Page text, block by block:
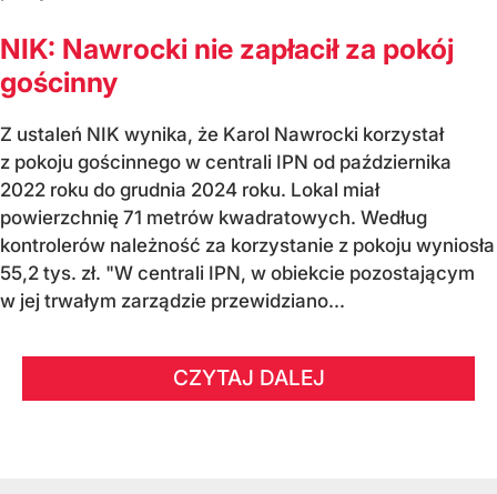
NIK: Nawrocki nie zapłacił za pokój
gościnny
Z ustaleń NIK wynika, że Karol Nawrocki korzystał
z pokoju gościnnego w centrali IPN od października
2022 roku do grudnia 2024 roku. Lokal miał
powierzchnię 71 metrów kwadratowych. Według
kontrolerów należność za korzystanie z pokoju wyniosła
55,2 tys. zł. "W centrali IPN, w obiekcie pozostającym
w jej trwałym zarządzie przewidziano...
CZYTAJ DALEJ